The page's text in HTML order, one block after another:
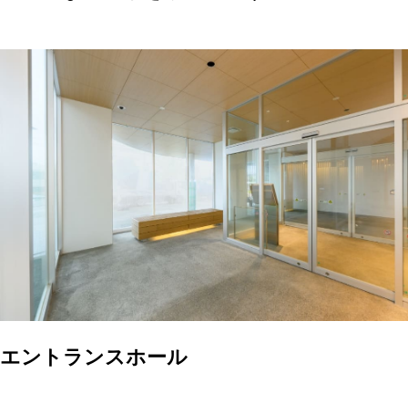
エントランスホール